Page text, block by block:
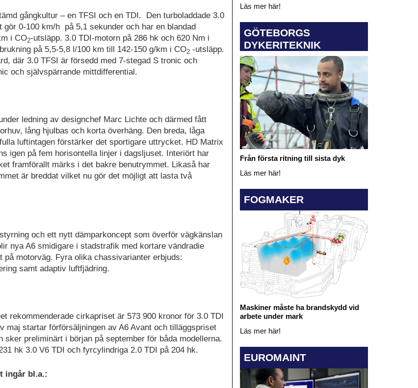
gångkultur – en TFSI och en TDI. Den turboladdade 3.0
0-100 km/h på 5,1 sekunder och har en blandad
i CO2-utsläpp. 3.0 TDI-motorn på 286 hk och 620 Nm i
på 5,5-5,8 l/100 km till 142-150 g/km i CO2 -utsläpp.
där 3.0 TFSI är försedd med 7-stegad S tronic och
och självspärrande mittdifferential.
ledning av designchef Marc Lichte och därmed fått
lång hjulbas och korta överhäng. Den breda, låga
luftintagen förstärker det sportigare uttrycket. HD Matrix
igen på fem horisontella linjer i dagsljuset. Interiört har
framförallt märks i det bakre benutrymmet. Likaså har
är breddat vilket nu gör det möjligt att lasta två
och ett nytt dämparkoncept som överför vägkänslan
nya A6 smidigare i stadstrafik med kortare vändradie
motorväg. Fyra olika chassivarianter erbjuds:
samt adaptiv luftfjädring.
rekommenderade cirkapriset är 573 900 kronor för 3.0 TDI
maj startar förförsäljningen av A6 Avant och tilläggspriset
preliminärt i början på september för båda modellerna.
hk 3.0 V6 TDI och fyrcylindriga 2.0 TDI på 204 hk.
ingår bl.a.:
Läs mer här!
GÖTEBORGS
DYKERITEKNIK
Från första ritning till sista dyk
Läs mer här!
FOGMAKER
Maskiner måste ha brandskydd vid
arbete under mark
Läs mer här!
EUROMAINT